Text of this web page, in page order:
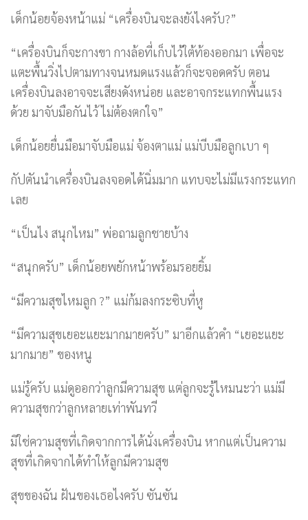
เด็กน้อยจ้องหน้าแม่ “เครื่องบินจะลงยังไงครับ?”
“เครื่องบินก็จะกางขา กางล้อที่เก็บไว้ใต้ท้องออกมา เพื่อจะ
แตะพื้นวิ่งไปตามทางจนหมดแรงแล้วก็จะจอดครับ ตอน
เครื่องบินลงอาจจะเสียงดังหน่อย และอาจกระแทกพื้นแรง
ด้วย มาจับมือกันไว้ ไม่ต้องตกใจ”
เด็กน้อยยื่นมือมาจับมือแม่ จ้องตาแม่ แม่บีบมือลูกเบา ๆ
กัปตันนำเครื่องบินลงจอดได้นิ่มมาก แทบจะไม่มีแรงกระแทก
เลย
“เป็นไง สนุกไหม” พ่อถามลูกชายบ้าง
“สนุกครับ” เด็กน้อยพยักหน้าพร้อมรอยยิ้ม
“มีความสุขไหมลูก ?” แม่ก้มลงกระซิบที่หู
“มีความสุขเยอะแยะมากมายครับ” มาอีกแล้วคำ “เยอะแยะ
มากมาย” ของหนู
แม่รู้ครับ แม่ดูออกว่าลูกมีความสุข แต่ลูกจะรู้ไหมนะว่า แม่มี
ความสุขกว่าลูกหลายเท่าพันทวี
มิใช่ความสุขที่เกิดจากการได้นั่งเครื่องบิน หากแต่เป็นความ
สุขที่เกิดจากได้ทำให้ลูกมีความสุข
สุขของฉัน ฝันของเธอไงครับ ซันซัน